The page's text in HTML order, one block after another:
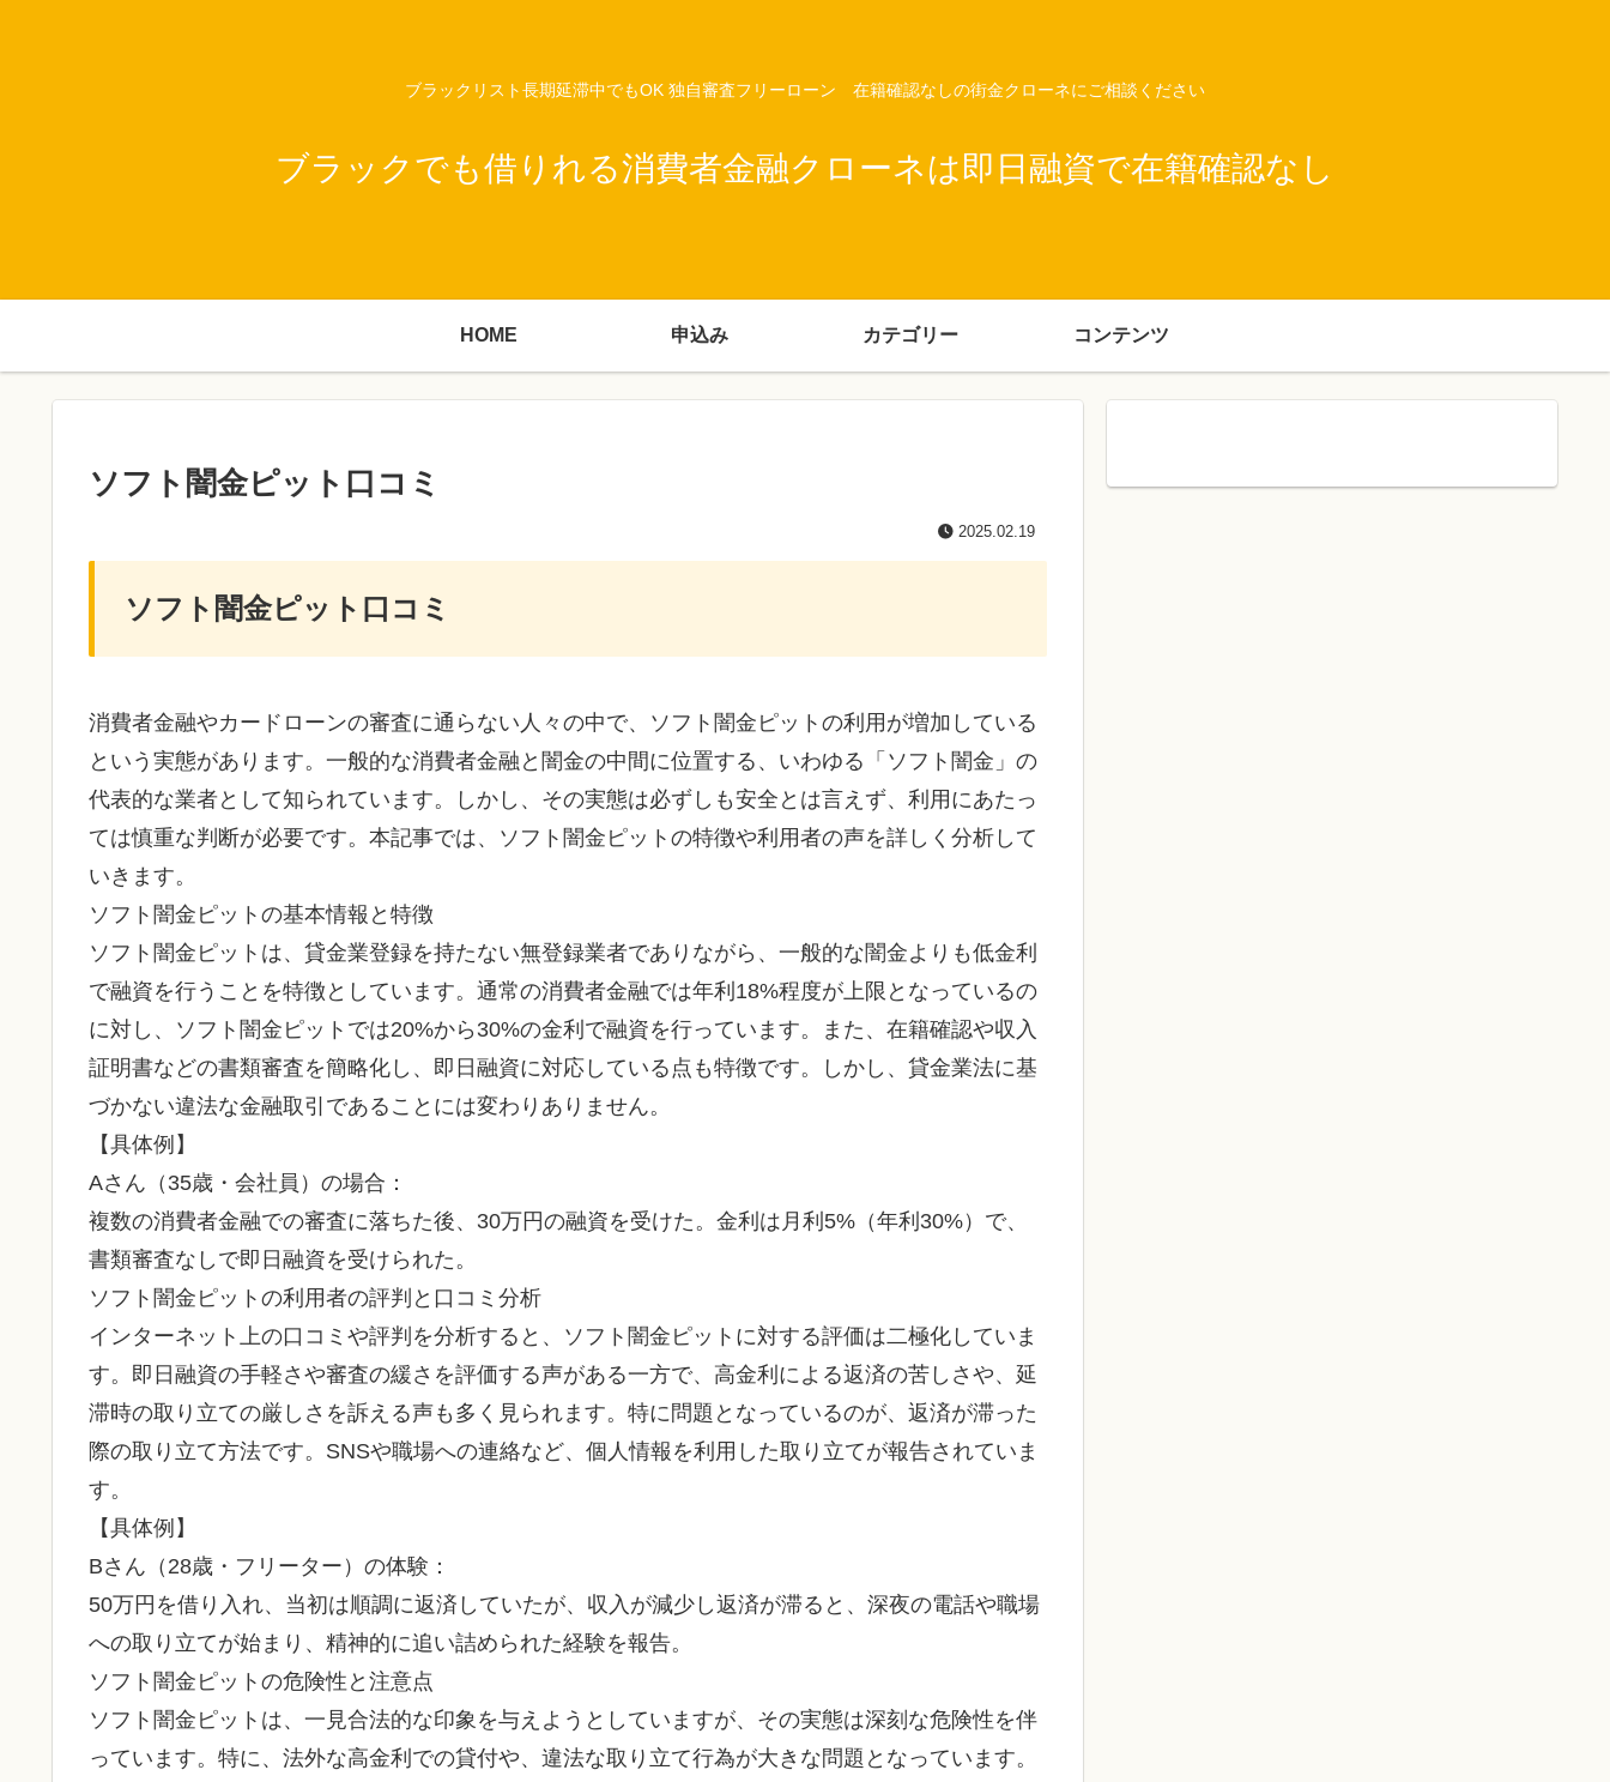
ブラックリスト長期延滞中でもOK 独自審査フリーローン 在籍確認なしの街金クローネにご相談ください
ブラックでも借りれる消費者金融クローネは即日融資で在籍確認なし
HOME 申込み カテゴリー コンテンツ
ソフト闇金ピット口コミ
2025.02.19
ソフト闇金ピット口コミ
消費者金融やカードローンの審査に通らない人々の中で、ソフト闇金ピットの利用が増加している
という実態があります。一般的な消費者金融と闇金の中間に位置する、いわゆる「ソフト闇金」の
代表的な業者として知られています。しかし、その実態は必ずしも安全とは言えず、利用にあたっ
ては慎重な判断が必要です。本記事では、ソフト闇金ピットの特徴や利用者の声を詳しく分析して
いきます。
ソフト闇金ピットの基本情報と特徴
ソフト闇金ピットは、貸金業登録を持たない無登録業者でありながら、一般的な闇金よりも低金利
で融資を行うことを特徴としています。通常の消費者金融では年利18%程度が上限となっているの
に対し、ソフト闇金ピットでは20%から30%の金利で融資を行っています。また、在籍確認や収入
証明書などの書類審査を簡略化し、即日融資に対応している点も特徴です。しかし、貸金業法に基
づかない違法な金融取引であることには変わりありません。
【具体例】
Aさん（35歳・会社員）の場合：
複数の消費者金融での審査に落ちた後、30万円の融資を受けた。金利は月利5%（年利30%）で、
書類審査なしで即日融資を受けられた。
ソフト闇金ピットの利用者の評判と口コミ分析
インターネット上の口コミや評判を分析すると、ソフト闇金ピットに対する評価は二極化していま
す。即日融資の手軽さや審査の緩さを評価する声がある一方で、高金利による返済の苦しさや、延
滞時の取り立ての厳しさを訴える声も多く見られます。特に問題となっているのが、返済が滞った
際の取り立て方法です。SNSや職場への連絡など、個人情報を利用した取り立てが報告されていま
す。
【具体例】
Bさん（28歳・フリーター）の体験：
50万円を借り入れ、当初は順調に返済していたが、収入が減少し返済が滞ると、深夜の電話や職場
への取り立てが始まり、精神的に追い詰められた経験を報告。
ソフト闇金ピットの危険性と注意点
ソフト闇金ピットは、一見合法的な印象を与えようとしていますが、その実態は深刻な危険性を伴
っています。特に、法外な高金利での貸付や、違法な取り立て行為が大きな問題となっています。